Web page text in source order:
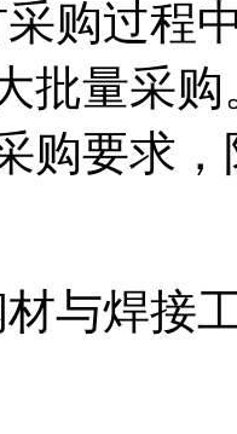
过程中
批量采
购要求
焊接工